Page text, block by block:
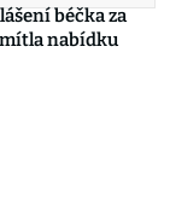
béčka za
nabídku